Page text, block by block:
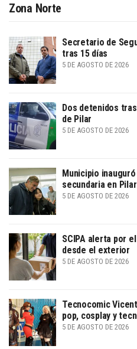
Zona Norte
Secretario de
tras 15 días
5 DE AGOSTO DE 2026
Dos detenidos
de Pilar
5 DE AGOSTO DE 2026
Municipio
secundaria en Pilar
5 DE AGOSTO DE 2026
SCIPA alerta por
desde el exterior
5 DE AGOSTO DE 2026
Tecnocomic
pop, cosplay y
5 DE AGOSTO DE 2026